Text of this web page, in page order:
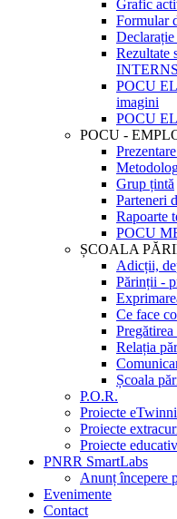
Grafic
Formular
Rezultate
POCU
imagini
POCU
POCU -
Grup țintă
Parteneri
Rapoarte
POCU
ȘCOALA
Adicții,
Părinții -
Ce face
Relația
Școala
P.O.R.
Proiecte
Proiecte
Proiecte
PNRR SmartLabs
Anunț începere
Evenimente
Contact